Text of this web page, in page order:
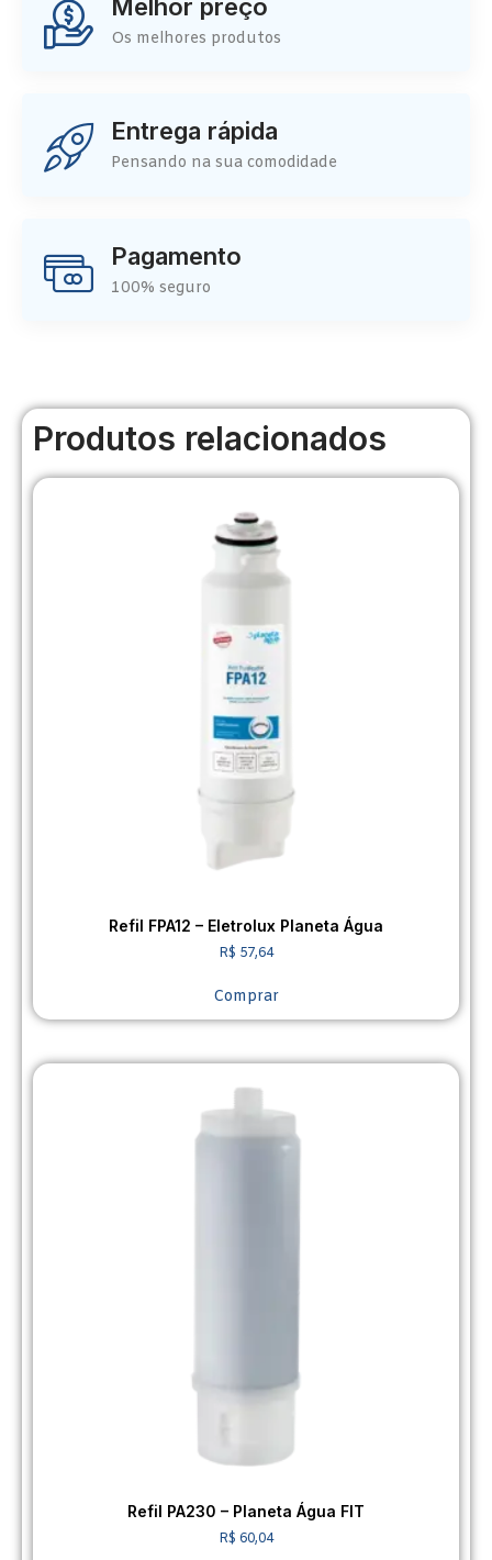
Melhor preço
Os melhores produtos
Entrega rápida
Pensando na sua comodidade
Pagamento
100% seguro
Produtos relacionados
Refil FPA12 – Eletrolux Planeta Água
R$ 57,64
Comprar
Refil PA230 – Planeta Água FIT
R$ 60,04